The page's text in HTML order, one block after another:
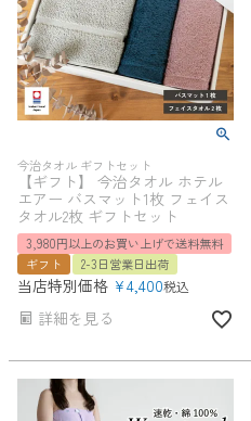
今治タオル ギフトセット
【ギフト】 今治タオル ホテル
エアー バスマット1枚 フェイス
タオル2枚 ギフトセット
3,980円以上のお買い上げで送料無料
ギフト
2-3日営業日出荷
当店特別価格 ¥4,400税込
詳細を見る